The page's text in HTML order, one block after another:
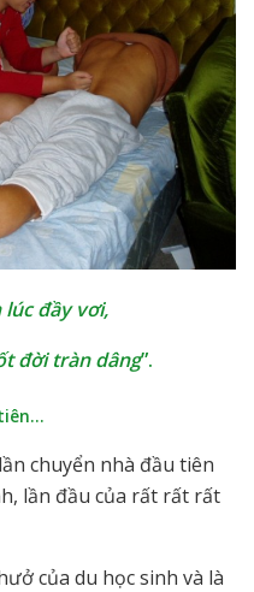
đầy vơi,
đời tràn dâng”.
chuyển nhà đầu tiên
lần đầu của rất rất rất
của du học sinh và là